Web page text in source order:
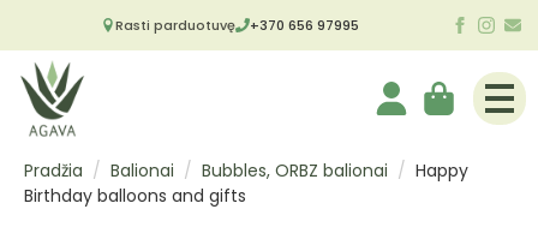
Rasti parduotuvę +370 656 97995
Pradžia Balionai Bubbles, ORBZ balionai
Happy
Birthday balloons and gifts